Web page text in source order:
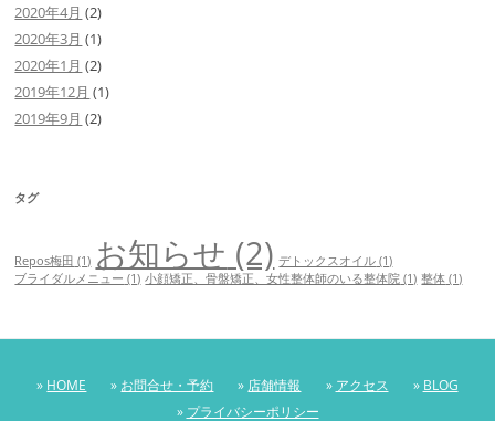
2020年4月 (2)
2020年3月 (1)
2020年1月 (2)
2019年12月 (1)
2019年9月 (2)
タグ
Repos梅田 (1) お知らせ (2) デトックスオイル (1)
ブライダルメニュー (1) 小顔矯正、骨盤矯正、女性整体師のいる整体院 (1) 整体 (1)
» HOME » お問合せ・予約 » 店舗情報 » アクセス » BLOG
» プライバシーポリシー